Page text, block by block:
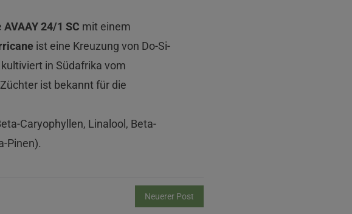
AVAAY 24/1 SC mit einem
ist eine Kreuzung von Do-Si-
in Südafrika vom
ist bekannt für die
Caryophyllen, Linalool, Beta-
Pinen).
Neuerer Post